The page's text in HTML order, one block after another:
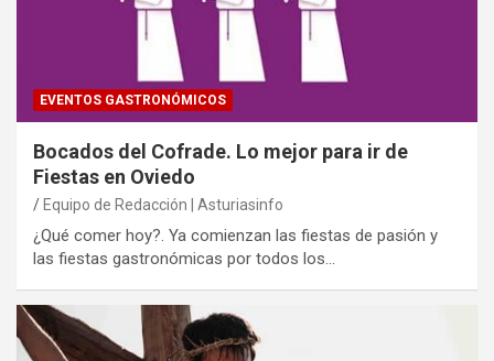
EVENTOS GASTRONÓMICOS
Bocados del Cofrade. Lo mejor para ir de
Fiestas en Oviedo
Equipo de Redacción | Asturiasinfo
¿Qué comer hoy?. Ya comienzan las fiestas de pasión y
las fiestas gastronómicas por todos los…